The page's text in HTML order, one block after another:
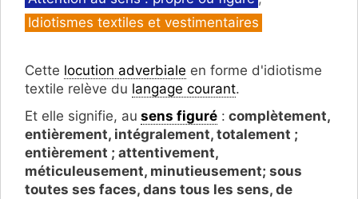
Idiotismes textiles et vestimentaires
Cette locution adverbiale en forme d'idiotisme
textile relève du langage courant.
Et elle signifie, au sens figuré : complètement,
entièrement, intégralement, totalement ;
entièrement ; attentivement,
méticuleusement, minutieusement; sous
toutes ses faces, dans tous les sens, de